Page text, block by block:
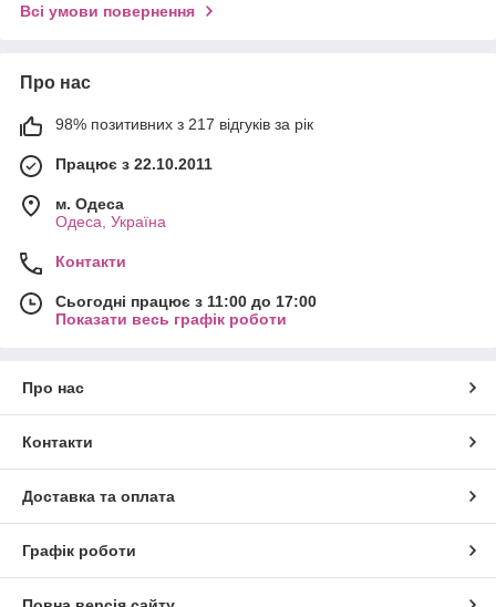
Всі умови повернення
Про нас
98% позитивних з 217 відгуків за рік
Працює з 22.10.2011
м. Одеса
Одеса, Україна
Контакти
Сьогодні працює з 11:00 до 17:00
Показати весь графік роботи
Про нас
Контакти
Доставка та оплата
Графік роботи